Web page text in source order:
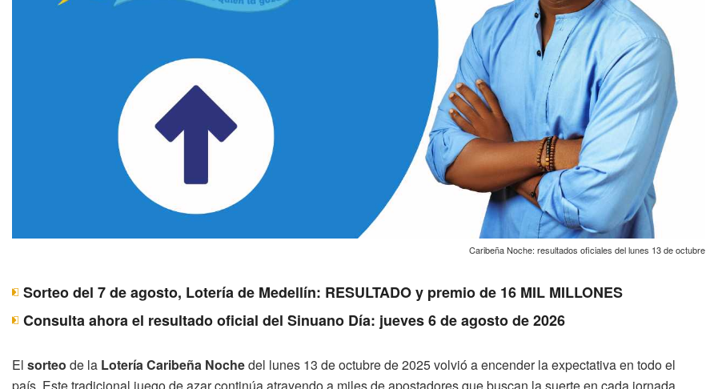
Caribeña Noche: resultados oficiales del lunes 13 de octubre
Sorteo del 7 de agosto, Lotería de Medellín: RESULTADO y premio de 16 MIL MILLONES
Consulta ahora el resultado oficial del Sinuano Día: jueves 6 de agosto de 2026
El sorteo de la Lotería Caribeña Nochedel lunes 13 de octubre de 2025 volvió a encender la expectativa en todo el